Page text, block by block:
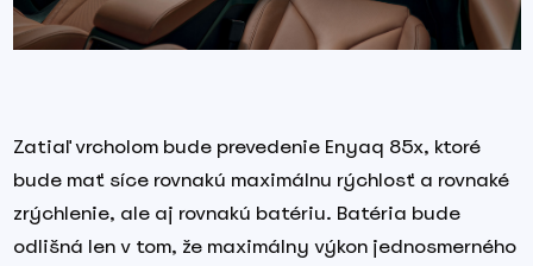
Zatiaľ vrcholom bude prevedenie Enyaq 85x, ktoré
bude mať síce rovnakú maximálnu rýchlosť a rovnaké
zrýchlenie, ale aj rovnakú batériu. Batéria bude
odlišná len v tom, že maximálny výkon jednosmerného